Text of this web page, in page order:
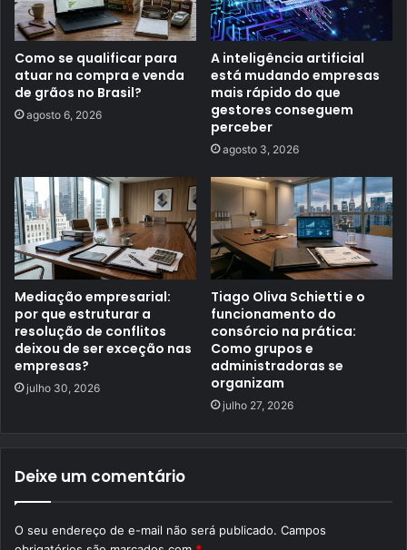
Como se qualificar para
atuar na compra e venda
de grãos no Brasil?
agosto 6, 2026
A inteligência artificial
está mudando empresas
mais rápido do que
gestores conseguem
perceber
agosto 3, 2026
Mediação empresarial:
por que estruturar a
resolução de conflitos
deixou de ser exceção nas
empresas?
julho 30, 2026
Tiago Oliva Schietti e o
funcionamento do
consórcio na prática:
Como grupos e
administradoras se
organizam
julho 27, 2026
Deixe um comentário
O seu endereço de e-mail não será publicado. Campos